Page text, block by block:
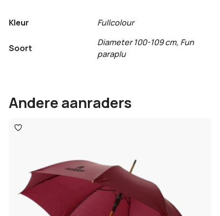
Kleur Fullcolour
Soort
Diameter 100-109 cm, Fun
paraplu
Andere aanraders
Toevoegen
aan